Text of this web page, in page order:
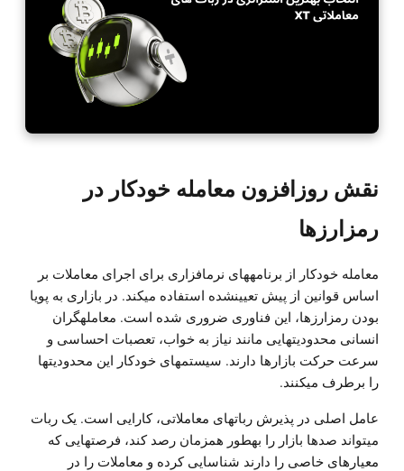
نقش روزافزون معامله خودکار در
رمزارزها
معامله خودکار از برنامههای نرمافزاری برای اجرای معاملات بر
اساس قوانین از پیش تعیینشده استفاده میکند. در بازاری به پویا
بودن رمزارزها، این فناوری ضروری شده است. معاملهگران
انسانی محدودیتهایی مانند نیاز به خواب، تعصبات احساسی و
سرعت حرکت بازارها دارند. سیستمهای خودکار این محدودیتها
را برطرف میکنند.
عامل اصلی در پذیرش رباتهای معاملاتی، کارایی است. یک ربات
میتواند صدها بازار را بهطور همزمان رصد کند، فرصتهایی که
معیارهای خاصی را دارند شناسایی کرده و معاملات را در